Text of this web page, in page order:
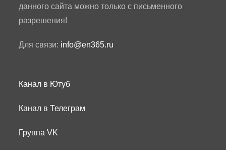
данного сайта можно только с письменного
разрешения!
Для связи: info@en365.ru
Канал в Ютуб
Канал в Телеграм
Группа VK